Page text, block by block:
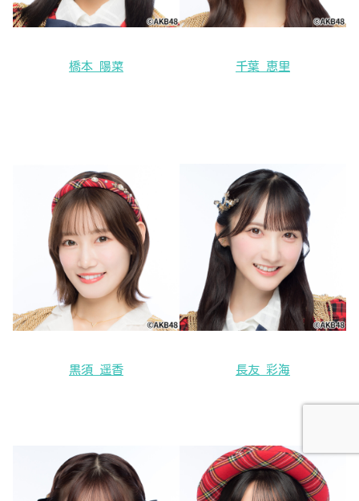
橋本 陽菜 千葉 恵里
黒須 遥香 長友 彩海